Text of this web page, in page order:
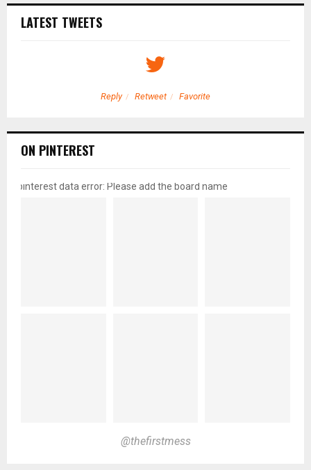
LATEST TWEETS
Reply Retweet Favorite
ON PINTEREST
pinterest data error: Please add the board name
@thefirstmess